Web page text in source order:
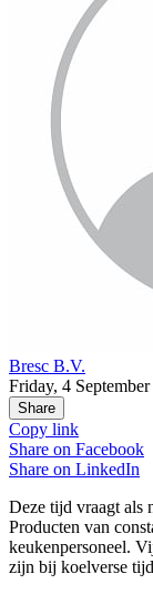
Bresc B.V.
Friday, 4
Share
Copy link
Share on Facebook
Share on LinkedIn
Deze tijd vraagt als
Producten van
keukenpersoneel.
zijn bij koelverse